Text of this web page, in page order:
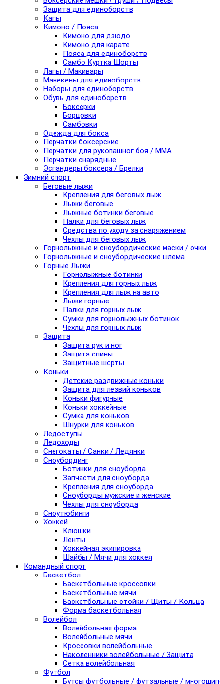
Защита для единоборств
Капы
Кимоно / Пояса
Кимоно для дзюдо
Кимоно для карате
Пояса для единоборств
Самбо Куртка Шорты
Лапы / Макивары
Манекены для единоборств
Наборы для единоборств
Обувь для единоборств
Боксерки
Борцовки
Самбовки
Одежда для бокса
Перчатки боксерские
Перчатки для рукопашног боя / ММА
Перчатки снарядные
Эспандеры боксера / Брелки
Зимний спорт
Беговые лыжи
Крепления для беговых лыж
Лыжи беговые
Лыжные ботинки беговые
Палки для беговых лыж
Средства по уходу за снаряжением
Чехлы для беговых лыж
Горнолыжные и сноубордические маски / очки
Горнолыжные и сноубордические шлема
Горные Лыжи
Горнолыжные ботинки
Крепления для горных лыж
Крепления для лыж на авто
Лыжи горные
Палки для горных лыж
Сумки для горнолыжных ботинок
Чехлы для горных лыж
Защита
Защита рук и ног
Защита спины
Защитные шорты
Коньки
Детские раздвижные коньки
Защита для лезвий коньков
Коньки фигурные
Коньки хоккейные
Сумка для коньков
Шнурки для коньков
Ледоступы
Ледоходы
Снегокаты / Санки / Ледянки
Сноубординг
Ботинки для сноуборда
Запчасти для сноуборда
Крепления для сноуборда
Сноуборды мужские и женские
Чехлы для сноуборда
Сноутюбинги
Хоккей
Клюшки
Ленты
Хоккейная экипировка
Шайбы / Мячи для хоккея
Командный спорт
Баскетбол
Баскетбольные кроссовки
Баскетбольные мячи
Баскетбольные стойки / Щиты / Кольца
Форма баскетбольная
Волейбол
Волейбольная форма
Волейбольные мячи
Кроссовки волейбольные
Наколенники волейбольные / Защита
Сетка волейбольная
Футбол
Бутсы футбольные / футзальные /